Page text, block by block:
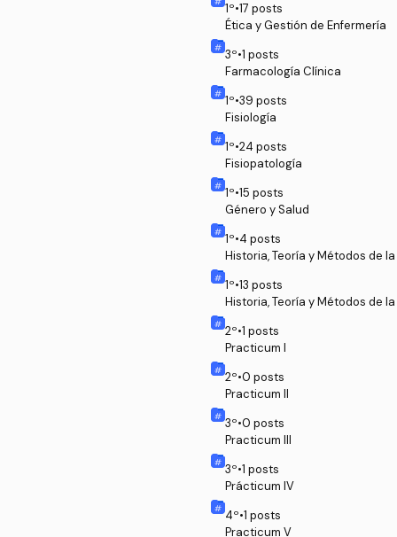
1º•17 posts
Ética y Gestión de Enfermería
3º•1 posts
Farmacología Clínica
1º•39 posts
Fisiología
1º•24 posts
Fisiopatología
1º•15 posts
Género y Salud
1º•4 posts
Historia, Teoría y Métodos de
1º•13 posts
Historia, Teoría y Métodos de la
2º•1 posts
Practicum I
2º•0 posts
Practicum II
3º•0 posts
Practicum III
3º•1 posts
Prácticum IV
4º•1 posts
Practicum V